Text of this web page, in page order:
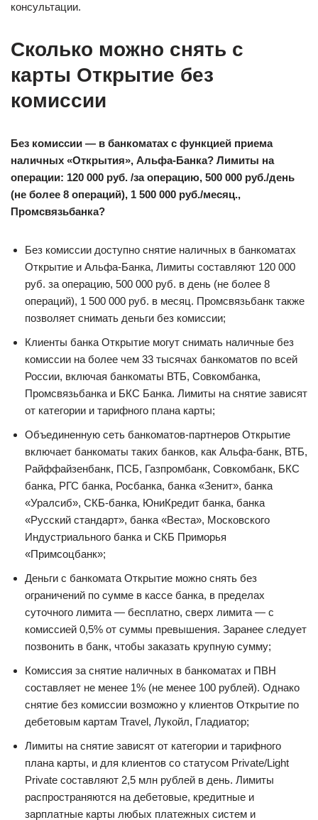
консультации.
Сколько можно снять с
карты Открытие без
комиссии
Без комиссии — в банкоматах с функцией приема
наличных «Открытия», Альфа-Банка? Лимиты на
операции: 120 000 руб. /за операцию, 500 000 руб./день
(не более 8 операций), 1 500 000 руб./месяц.,
Промсвязьбанка?
Без комиссии доступно снятие наличных в банкоматах
Открытие и Альфа-Банка, Лимиты составляют 120 000
руб. за операцию, 500 000 руб. в день (не более 8
операций), 1 500 000 руб. в месяц. Промсвязьбанк также
позволяет снимать деньги без комиссии;
Клиенты банка Открытие могут снимать наличные без
комиссии на более чем 33 тысячах банкоматов по всей
России, включая банкоматы ВТБ, Совкомбанка,
Промсвязьбанка и БКС Банка. Лимиты на снятие зависят
от категории и тарифного плана карты;
Объединенную сеть банкоматов-партнеров Открытие
включает банкоматы таких банков, как Альфа-банк, ВТБ,
Райффайзенбанк, ПСБ, Газпромбанк, Совкомбанк, БКС
банка, РГС банка, Росбанка, банка «Зенит», банка
«Уралсиб», СКБ-банка, ЮниКредит банка, банка
«Русский стандарт», банка «Веста», Московского
Индустриального банка и СКБ Приморья
«Примсоцбанк»;
Деньги с банкомата Открытие можно снять без
ограничений по сумме в кассе банка, в пределах
суточного лимита — бесплатно, сверх лимита — с
комиссией 0,5% от суммы превышения. Заранее следует
позвонить в банк, чтобы заказать крупную сумму;
Комиссия за снятие наличных в банкоматах и ПВН
составляет не менее 1% (не менее 100 рублей). Однако
снятие без комиссии возможно у клиентов Открытие по
дебетовым картам Travel, Лукойл, Гладиатор;
Лимиты на снятие зависят от категории и тарифного
плана карты, и для клиентов со статусом Private/Light
Private составляют 2,5 млн рублей в день. Лимиты
распространяются на дебетовые, кредитные и
зарплатные карты любых платежных систем и